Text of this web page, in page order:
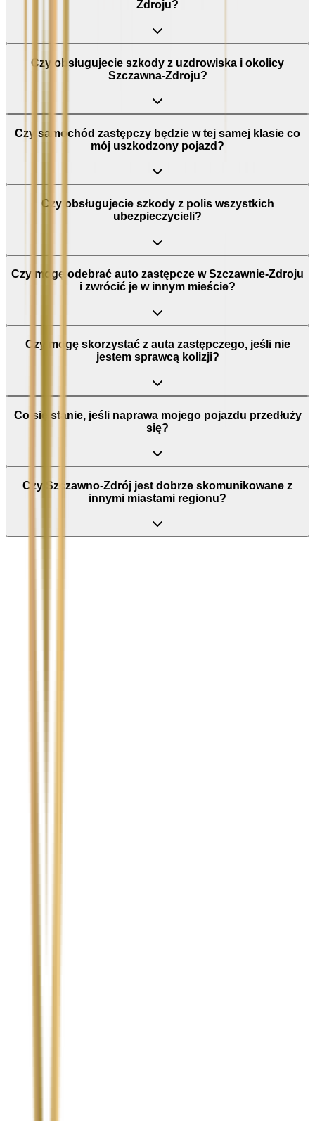
Zdroju?
Czy obsługujecie szkody z uzdrowiska i okolicy
Szczawna-Zdroju?
Czy samochód zastępczy będzie w tej samej klasie co
mój uszkodzony pojazd?
Czy obsługujecie szkody z polis wszystkich
ubezpieczycieli?
Czy mogę odebrać auto zastępcze w Szczawnie-Zdroju
i zwrócić je w innym mieście?
Czy mogę skorzystać z auta zastępczego, jeśli nie
jestem sprawcą kolizji?
Co się stanie, jeśli naprawa mojego pojazdu przedłuży
się?
Czy Szczawno-Zdrój jest dobrze skomunikowane z
innymi miastami regionu?